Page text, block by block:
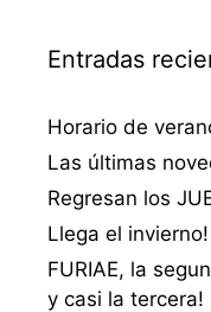
Entradas
Horario de
Las últimas
Regresan los
Llega el invierno!
FURIAE, la
y casi la tercera!